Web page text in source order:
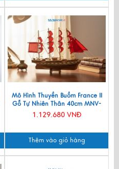
Mô Hình Thuyền Buồm France II
Gỗ Tự Nhiên Thân 40cm MNV-
TB026-3
1.129.680 VNĐ
Thêm vào giỏ hàng